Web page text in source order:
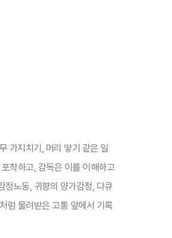
가지치기, 머리 땋기 같은 일
착하고, 감독은 이를 이해하고
정노동, 귀향의 양가감정, 다큐
럼 물려받은 고통 앞에서 기록